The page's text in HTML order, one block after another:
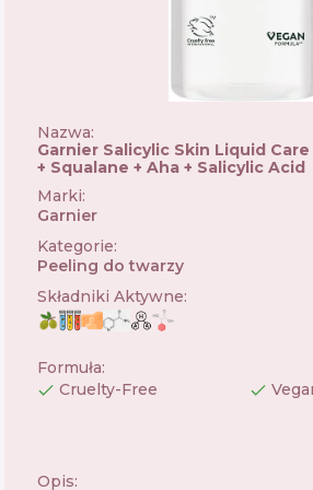
Nazwa:
Garnier Salicylic Skin Liquid
+ Squalane + Aha + Salicylic Acid
Marki:
Garnier
Kategorie:
Peeling do twarzy
Składniki Aktywne:
Formuła:
Cruelty-Free
Opis: